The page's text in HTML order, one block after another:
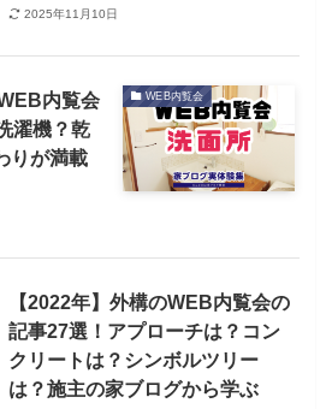
2025年11月10日
WEB内覧会
内覧会
濯機？乾
りが満載
【2022年】外構のWEB内覧会の
記事27選！アプローチは？コン
クリートは？シンボルツリー
は？施主の家ブログから学ぶ